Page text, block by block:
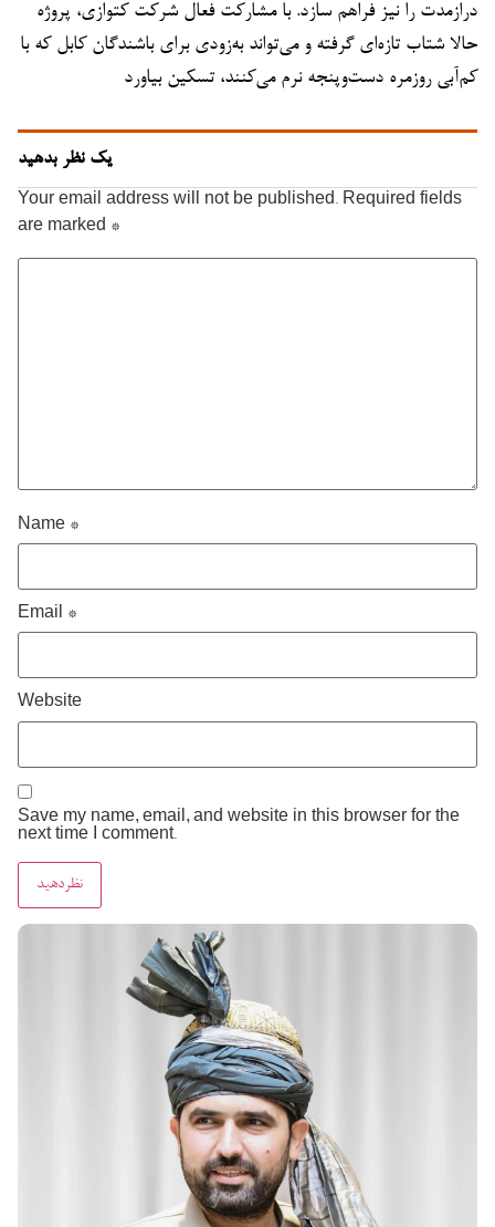
درازمدت را نیز فراهم سازد. با مشارکت فعال شرکت کتوازی، پروژه
حالا شتاب تازه‌ای گرفته و می‌تواند به‌زودی برای باشندگان کابل که با
کم‌آبی روزمره دست‌وپنجه نرم می‌کنند، تسکین بیاورد
یک نظر بدهید
Your email address will not be published. Required fields
are marked *
Name *
Email *
Website
Save my name, email, and website in this browser for the
next time I comment.